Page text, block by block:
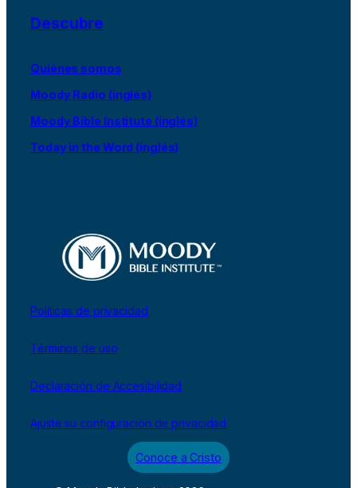
Descubre
Quiénes somos
Moody Radio (inglés)
Moody Bible Institute (inglés)
Today in the Word (inglés)
Políticas de privacidad
Términos de uso
Declaración de Accesibilidad
Ajuste su configuración de privacidad
Conoce a Cristo